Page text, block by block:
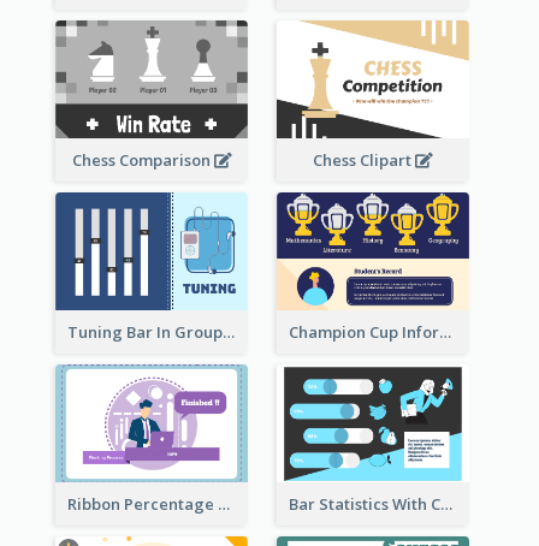
Chess Comparison Chess Clipart
Tuning Bar In Groups Champion Cup Informative Record
Ribbon Percentage Measurement Bar Statistics With Comparison